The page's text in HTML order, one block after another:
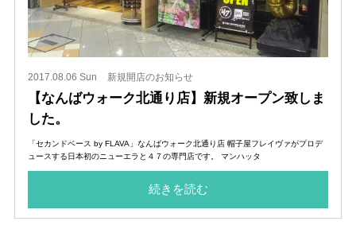
2017.08.06 Sun 新規開店のお知らせ
【なんばウォーク北通り店】新規オープン致しま
した。
「セカンドベース by FLAVA」なんばウォーク北通り店 帽子屋フレイヴァがプロデ
ュースする日本初のニューエラと４７の専門店です。 マンハッタ
続きを読む